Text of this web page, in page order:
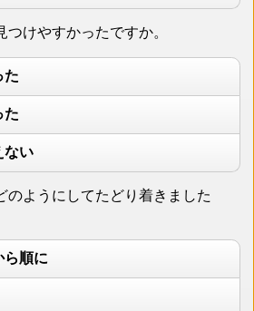
けやすかったですか。
た
た
ない
のようにしてたどり着きました
ら順に